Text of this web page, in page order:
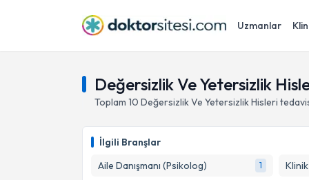
Uzmanlar
Değersizlik Ve Yetersizlik
Toplam 10 Değersizlik Ve Yetersizlik Hisleri
İlgili Branşlar
Aile Danışmanı (Psikolog)
1